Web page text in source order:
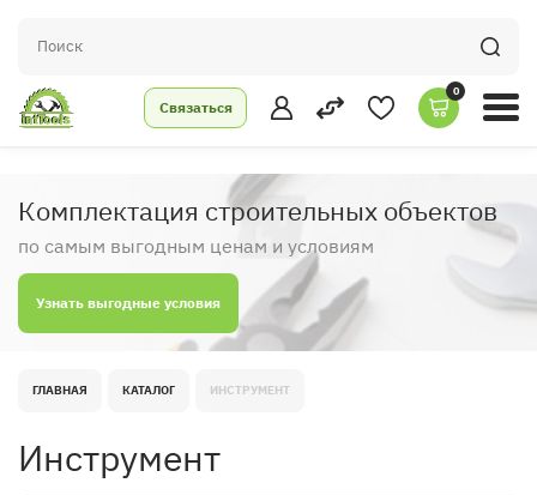
Связаться
0
Комплектация строительных объектов
по самым выгодным ценам и условиям
Узнать выгодные условия
ГЛАВНАЯ КАТАЛОГ ИНСТРУМЕНТ
Инструмент